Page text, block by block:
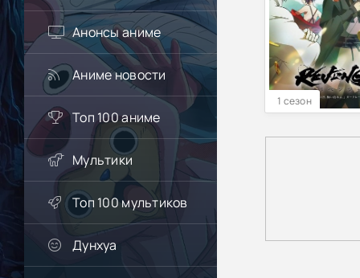
Анонсы аниме
Аниме новости
Топ 100 аниме
Мультики
Топ 100 мультиков
Дунхуа
1 сезон